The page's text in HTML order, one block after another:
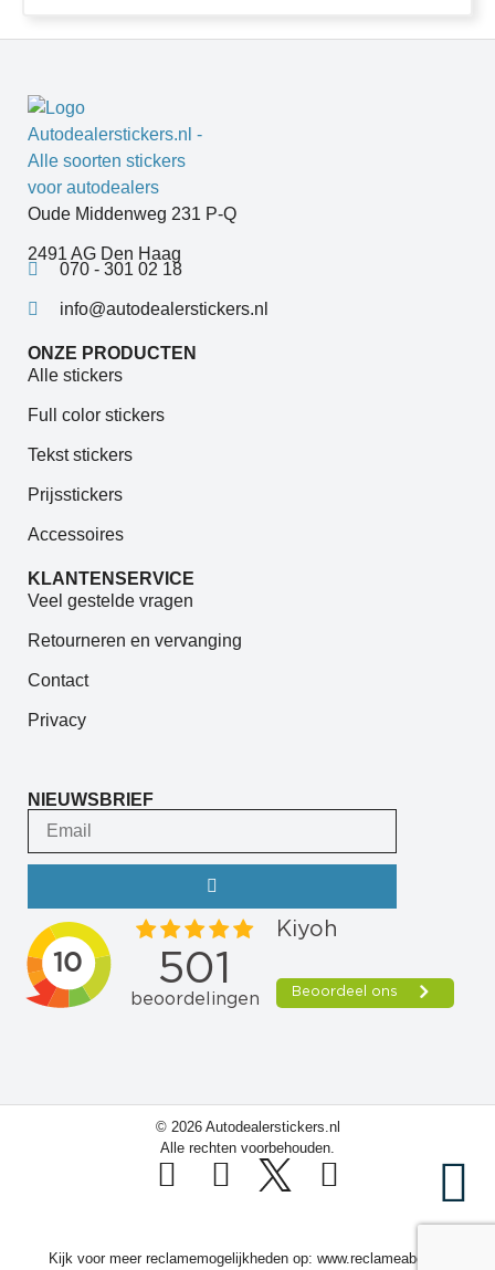
Oude Middenweg 231 P-Q
2491 AG Den Haag
070 - 301 02 18
info@autodealerstickers.nl
ONZE PRODUCTEN
Alle stickers
Full color stickers
Tekst stickers
Prijsstickers
Accessoires
KLANTENSERVICE
Veel gestelde vragen
Retourneren en vervanging
Contact
Privacy
NIEUWSBRIEF
© 2026 Autodealerstickers.nl
Alle rechten voorbehouden.
Kijk voor meer reclamemogelijkheden op: www.reclameabc.nl